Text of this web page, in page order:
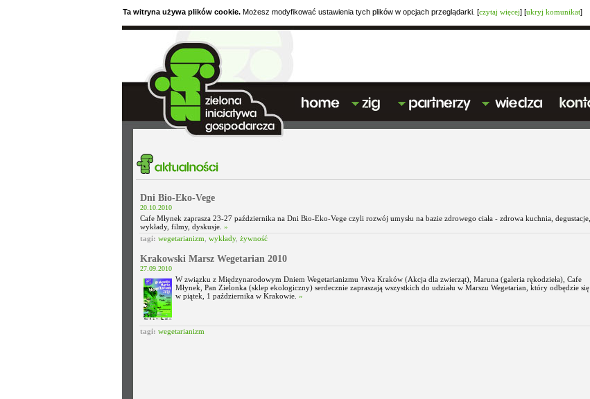
Ta witryna używa plików cookie. Możesz modyfikować ustawienia tych plików w opcjach przeglądarki. [czytaj więcej] [ukryj komunikat]
Dni Bio-Eko-Vege
20.10.2010
Cafe Młynek zaprasza 23-27 października na Dni Bio-Eko-Vege czyli rozwój umysłu na bazie zdrowego ciała - zdrowa kuchnia, degustacje,
wykłady, filmy, dyskusje. »
tagi: wegetarianizm wykłady, żywność
Krakowski Marsz Wegetarian 2010
27.09.2010
W związku z Międzynarodowym Dniem Wegetarianizmu Viva Kraków (Akcja dla zwierząt), Maruna (galeria rękodzieła), Cafe
Młynek, Pan Zielonka (sklep ekologiczny) serdecznie zapraszają wszystkich do udziału w Marszu Wegetarian, który odbędzie się
w piątek, 1 października w Krakowie. »
tagi: wegetarianizm